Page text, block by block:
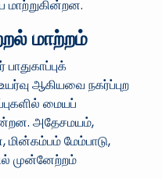
மாற்றம்
ஆகியவை நகர்ப்புற
மையப்
அதேசமயம்,
மின்கம்பம் மேம்பாடு,
முன்னேற்றம்